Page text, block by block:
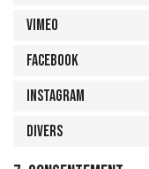
Vimeo
Facebook
Instagram
Divers